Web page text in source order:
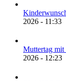
2026 - 11:33
Mut­ter­tag
2026 - 12:23